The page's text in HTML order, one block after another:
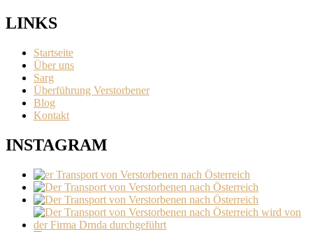
LINKS
Startseite
Über uns
Sarg
Überführung Verstorbener
Blog
Kontakt
INSTAGRAM